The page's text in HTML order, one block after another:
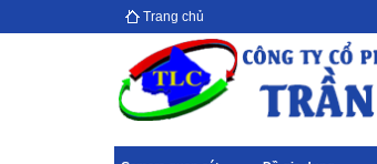
Trang chủ